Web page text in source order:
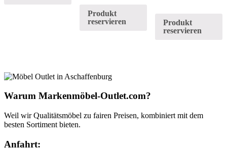
Produkt
reservieren
Produkt
reservieren
Warum Markenmöbel-Outlet.com?
Weil wir Qualitätsmöbel zu fairen Preisen, kombiniert mit dem
besten Sortiment bieten.
Anfahrt: